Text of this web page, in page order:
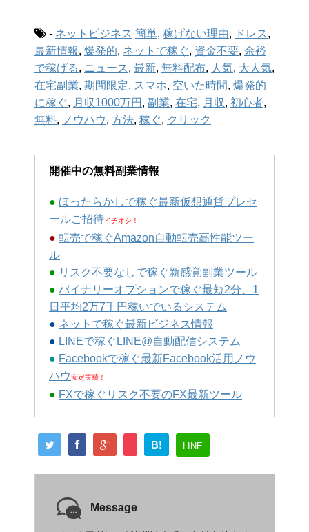
- ネットビジネス 簡単, 稼げない理由, ドレス ,
最新情報, 爆発的, ネットで稼ぐ, 資金不要, 余裕
で稼げる, ニュース , 最新, 無料配布, 人気, 大人気,
在宅副業, 期間限定, スマホ, 空いた時間, 爆発的
に稼ぐ, 月収1000万円 , 副業, 在宅, 月収, 初心者,
無料, ノウハウ, 方法, 稼ぐ, クリック
開催中の無料副業情報
● ほったらかしで稼ぐ最新仮想通貨プレセ
ールご招待イチオシ！
● 転売で稼ぐAmazon自動転売高性能ツー
ル
● リスク不要なしで稼ぐ新感覚副業ツール
● バイナリーオプションで稼ぐ最短2分、1
日平均2万7千円稼いでいるシステム
● ネットで稼ぐ最新ビジネス情報
● LINEで稼ぐLINE@自動配信システム
● Facebookで稼ぐ最新Facebook活用ノウ
ハウ安定実績！
● FXで稼ぐリスク不要のFX最新ツール
B! LINE
Message